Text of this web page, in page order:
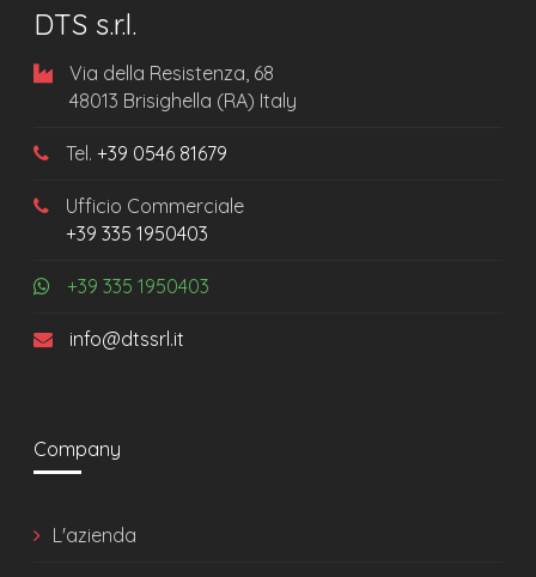
DTS s.r.l.
Via della Resistenza, 68
48013 Brisighella (RA) Italy
Tel.+39 0546 81679
Ufficio Commerciale
+39 335 1950403
+39 335 1950403
info@dtssrl.it
Company
L'azienda